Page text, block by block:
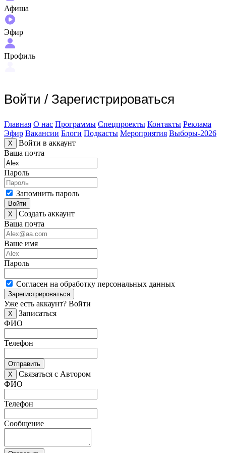
Афиша
Эфир
Профиль
Войти / Зарегистрироваться
Главная О нас Программы Спецпроекты Контакты Реклама
Эфир Вакансии Блоги Подкасты Мероприятия Выборы-2026
X
Войти в аккаунт
Ваша почта
Пароль
Запомнить пароль
Войти
X
Создать аккаунт
Ваша почта
Ваше имя
Пароль
Согласен на обработку персональных данных
Зарегистрироваться
Уже есть аккаунт? Войти
X
Записаться
ФИО
Телефон
Отправить
X
Связаться с Автором
ФИО
Телефон
Сообщение